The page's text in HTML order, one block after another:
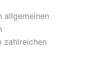
allgemeinen
zahlreichen